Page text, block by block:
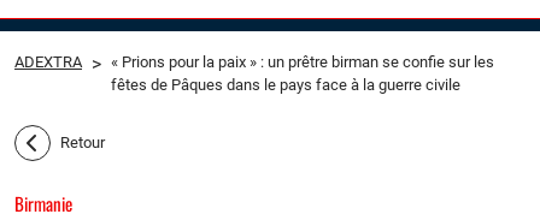
ADEXTRA > « Prions pour la paix » : un prêtre birman se confie sur les
fêtes de Pâques dans le pays face à la guerre civile
Retour
Birmanie